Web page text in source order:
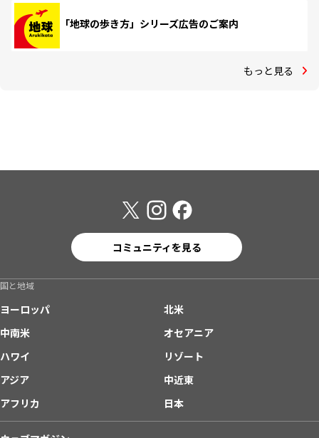
「地球の歩き方」シリーズ広告のご案内
もっと見る
コミュニティを見る
国と地域
ヨーロッパ
北米
中南米
オセアニア
ハワイ
リゾート
アジア
中近東
アフリカ
日本